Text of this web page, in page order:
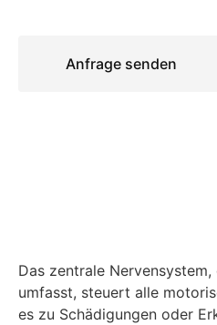
Anfrage senden
Das zentrale
umfasst, steuert alle
es zu Schädigungen oder